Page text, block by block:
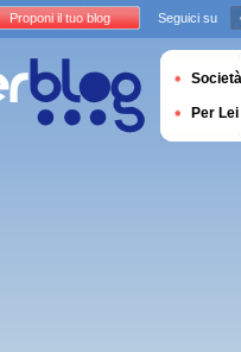
Proponi il tuo blog Seguici su
Società
Per Lei